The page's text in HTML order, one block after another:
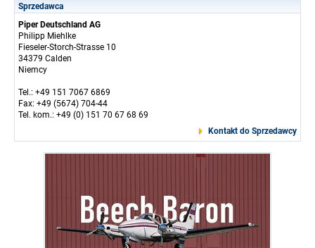
Sprzedawca
Piper Deutschland AG
Philipp Miehlke
Fieseler-Storch-Strasse 10
34379 Calden
Niemcy
Tel.: +49 151 7067 6869
Fax: +49 (5674) 704-44
Tel. kom.: +49 (0) 151 70 67 68 69
Kontakt do Sprzedawcy